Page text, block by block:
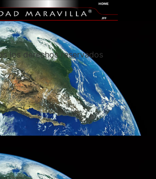
los derechos reservados